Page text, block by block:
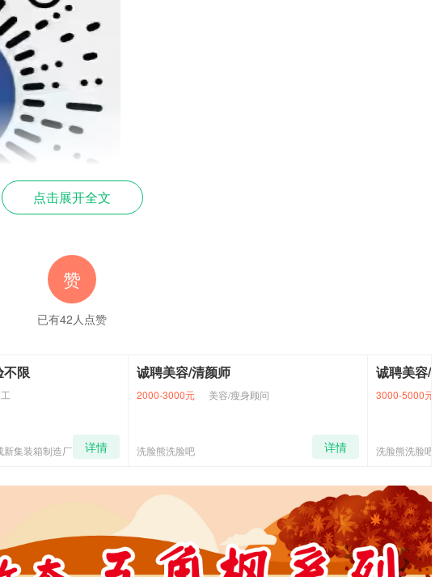
点击内蒙古社保缴费，打开社保缴费办理。
点击展开全文
赞
已有42人点赞
/清颜师
元
详情
吧
诚聘美容/清颜师
3000-5000元
详情